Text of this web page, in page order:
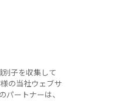
別子を収集して
様の当社ウェブサ
ートナーは、